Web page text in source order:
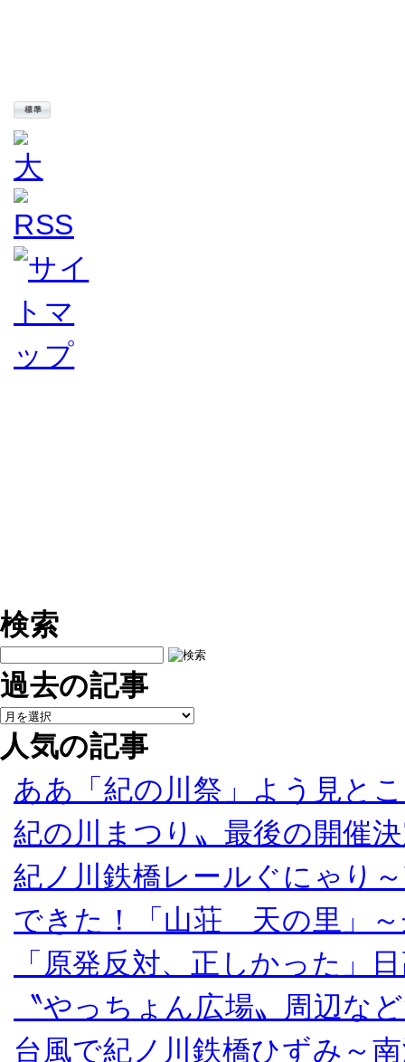
検索
過去の記事
人気の記事
ああ「紀の川祭」よう見と
紀の川まつり〟最後の開催
紀ノ川鉄橋レールぐにゃり
できた！「山荘 天の里」～
「原発反対、正しかった」
〝やっちょん広場〟周辺な
台風で紀ノ川鉄橋ひずみ～